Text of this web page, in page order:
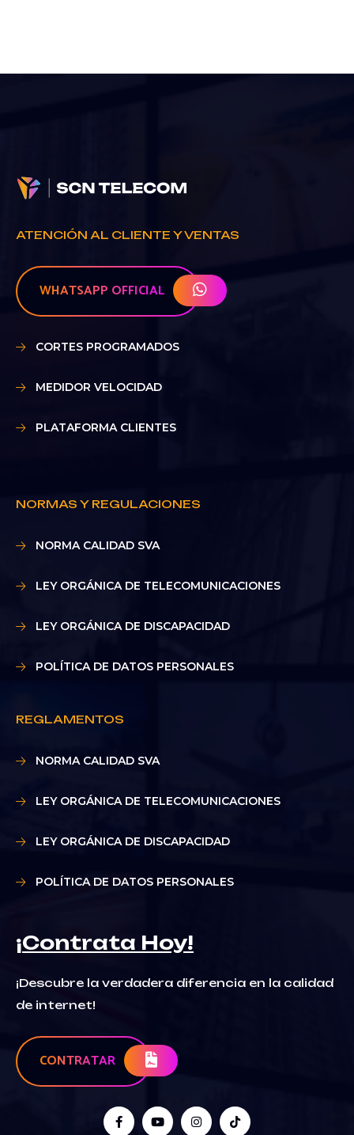
ATENCIÓN AL CLIENTE Y VENTAS
WHATSAPP OFFICIAL
CORTES PROGRAMADOS
MEDIDOR VELOCIDAD
PLATAFORMA CLIENTES
NORMAS Y REGULACIONES
NORMA CALIDAD SVA
LEY ORGÁNICA DE TELECOMUNICACIONES
LEY ORGÁNICA DE DISCAPACIDAD
POLÍTICA DE DATOS PERSONALES
REGLAMENTOS
NORMA CALIDAD SVA
LEY ORGÁNICA DE TELECOMUNICACIONES
LEY ORGÁNICA DE DISCAPACIDAD
POLÍTICA DE DATOS PERSONALES
¡Contrata Hoy!
¡Descubre la verdadera diferencia en la calidad
de internet!
CONTRATAR